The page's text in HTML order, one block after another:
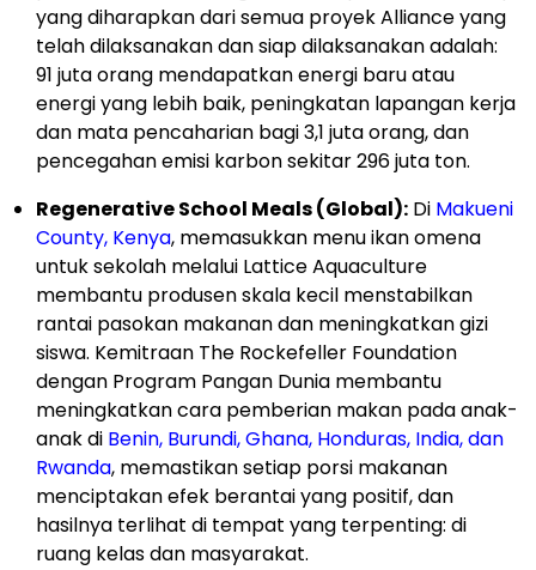
yang diharapkan dari semua proyek Alliance yang
telah dilaksanakan dan siap dilaksanakan adalah:
91 juta orang mendapatkan energi baru atau
energi yang lebih baik, peningkatan lapangan kerja
dan mata pencaharian bagi 3,1 juta orang, dan
pencegahan emisi karbon sekitar 296 juta ton.
Regenerative School Meals (Global): Di Makueni
County, Kenya, memasukkan menu ikan omena
untuk sekolah melalui Lattice Aquaculture
membantu produsen skala kecil menstabilkan
rantai pasokan makanan dan meningkatkan gizi
siswa. Kemitraan The Rockefeller Foundation
dengan Program Pangan Dunia membantu
meningkatkan cara pemberian makan pada anak-
anak di Benin, Burundi, Ghana, Honduras, India, dan
Rwanda, memastikan setiap porsi makanan
menciptakan efek berantai yang positif, dan
hasilnya terlihat di tempat yang terpenting: di
ruang kelas dan masyarakat.